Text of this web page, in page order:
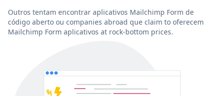
Outros tentam encontrar aplicativos Mailchimp Form de
código aberto ou companies abroad que claim to oferecem
Mailchimp Form aplicativos at rock-bottom prices.